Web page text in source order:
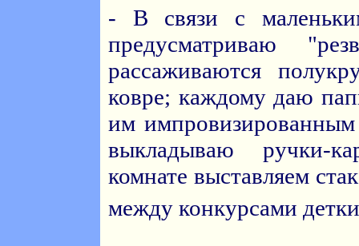
- В связи с
предусматриваю
рассаживаются
ковре; каждому даю
им импровизированным
выкладываю ручки-
комнате выставляем
между конкурсами